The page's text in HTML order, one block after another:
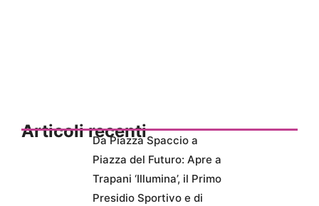
Articoli recentiDa Piazza Spaccio a
Piazza del Futuro: Apre a
Trapani ‘Illumina’, il Primo
Presidio Sportivo e di